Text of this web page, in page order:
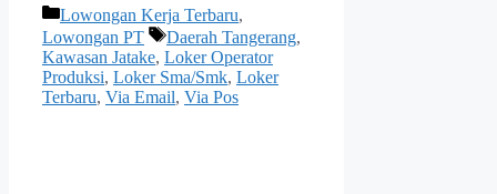
Kategori
Lowongan Kerja Terbaru,
Lowongan PT
Tag
Daerah Tangerang,
Kawasan Jatake, Loker Operator
Produksi, Loker Sma/Smk, Loker
Terbaru, Via Email, Via Pos